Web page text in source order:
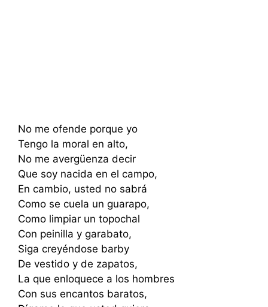
No me ofende porque yo
Tengo la moral en alto,
No me avergüenza decir
Que soy nacida en el campo,
En cambio, usted no sabrá
Como se cuela un guarapo,
Como limpiar un topochal
Con peinilla y garabato,
Siga creyéndose barby
De vestido y de zapatos,
La que enloquece a los hombres
Con sus encantos baratos,